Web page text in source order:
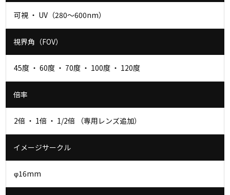
可視 ・ UV（280～600nm）
視界角（FOV）
45度 ・ 60度 ・ 70度 ・ 100度 ・ 120度
倍率
2倍 ・ 1倍 ・ 1/2倍 （専用レンズ追加）
イメージサークル
φ16mm